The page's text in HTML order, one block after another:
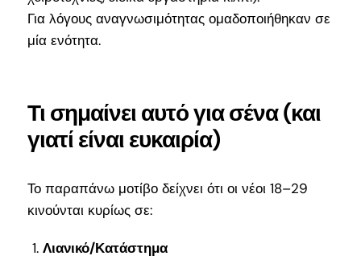
Για λόγους αναγνωσιμότητας ομαδοποιήθηκαν σε
μία ενότητα.
Τι σημαίνει αυτό για σένα (και
γιατί είναι ευκαιρία)
Το παραπάνω μοτίβο δείχνει ότι οι νέοι 18–29
κινούνται κυρίως σε:
Λιανικό/Κατάστημα